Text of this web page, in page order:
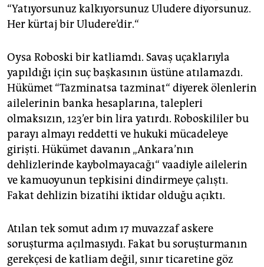
“Yatıyorsunuz kalkıyorsunuz Uludere diyorsunuz.
Her kürtaj bir Uludere’dir.“
Oysa Roboski bir katliamdı. Savaş uçaklarıyla
yapıldığı için suç başkasının üstüne atılamazdı.
Hükümet “Tazminatsa tazminat“ diyerek ölenlerin
ailelerinin banka hesaplarına, talepleri
olmaksızın, 123’er bin lira yatırdı. Roboskililer bu
parayı almayı reddetti ve hukuki mücadeleye
girişti. Hükümet davanın „Ankara’nın
dehlizlerinde kaybolmayacağı“ vaadiyle ailelerin
ve kamuoyunun tepkisini dindirmeye çalıştı.
Fakat dehlizin bizatihi iktidar olduğu açıktı.
Atılan tek somut adım 17 muvazzaf askere
soruşturma açılmasıydı. Fakat bu soruşturmanın
gerekçesi de katliam değil, sınır ticaretine göz